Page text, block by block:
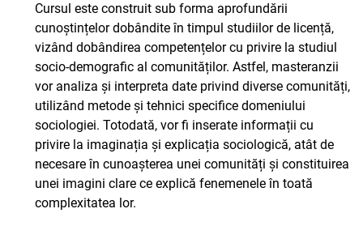
Cursul este construit sub forma aprofundării
cunoștințelor dobândite în timpul studiilor de licență,
vizând dobândirea competențelor cu privire la studiul
socio-demografic al comunităților. Astfel, masteranzii
vor analiza și interpreta date privind diverse comunități,
utilizând metode și tehnici specifice domeniului
sociologiei. Totodată, vor fi inserate informații cu
privire la imaginația și explicația sociologică, atât de
necesare în cunoașterea unei comunități și constituirea
unei imagini clare ce explică fenemenele în toată
complexitatea lor.